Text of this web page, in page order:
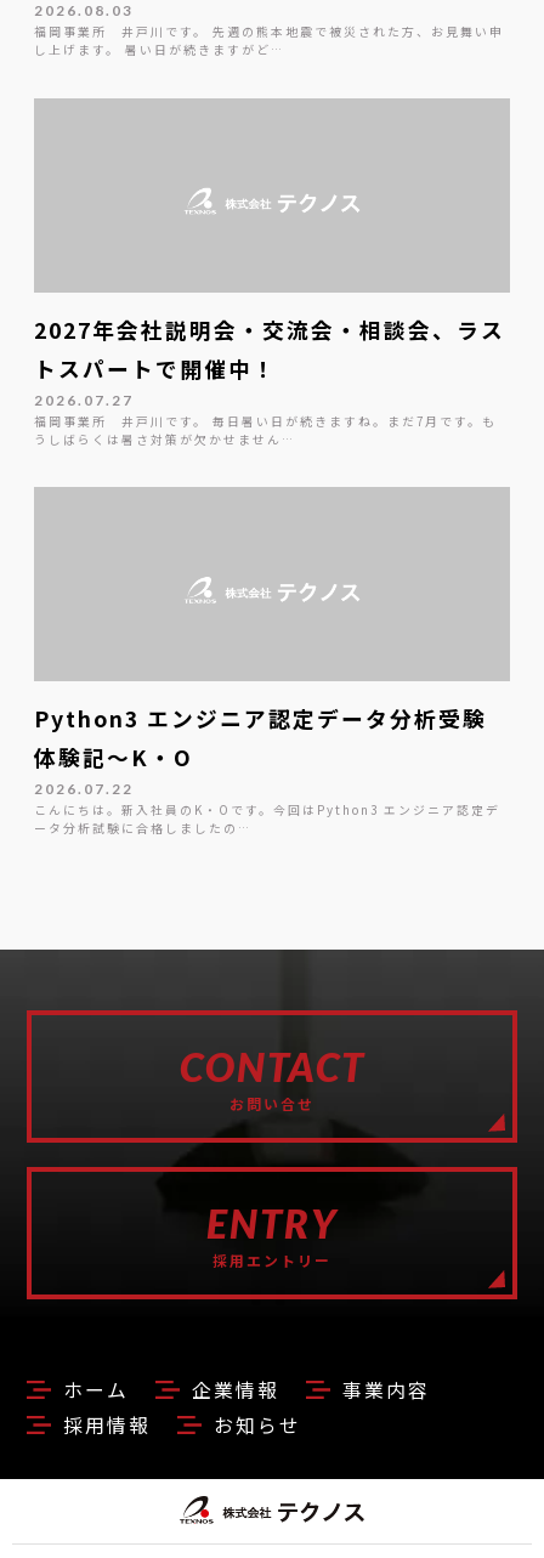
2026.08.03
福岡事業所 井戸川です。 先週の熊本地震で被災された方、お見舞い申
し上げます。 暑い日が続きますがど…
2027年会社説明会・交流会・相談会、ラス
トスパートで開催中！
2026.07.27
福岡事業所 井戸川です。 毎日暑い日が続きますね。まだ7月です。も
うしばらくは暑さ対策が欠かせません…
Python3 エンジニア認定データ分析受験
体験記～K・O
2026.07.22
こんにちは。新入社員のK・Oです。今回はPython3 エンジニア認定デ
ータ分析試験に合格しましたの…
CONTACT
お問い合せ
ENTRY
採用エントリー
ホーム 企業情報
事業内容
採用情報
お知らせ